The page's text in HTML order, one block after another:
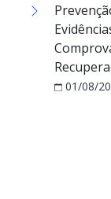
01/08/